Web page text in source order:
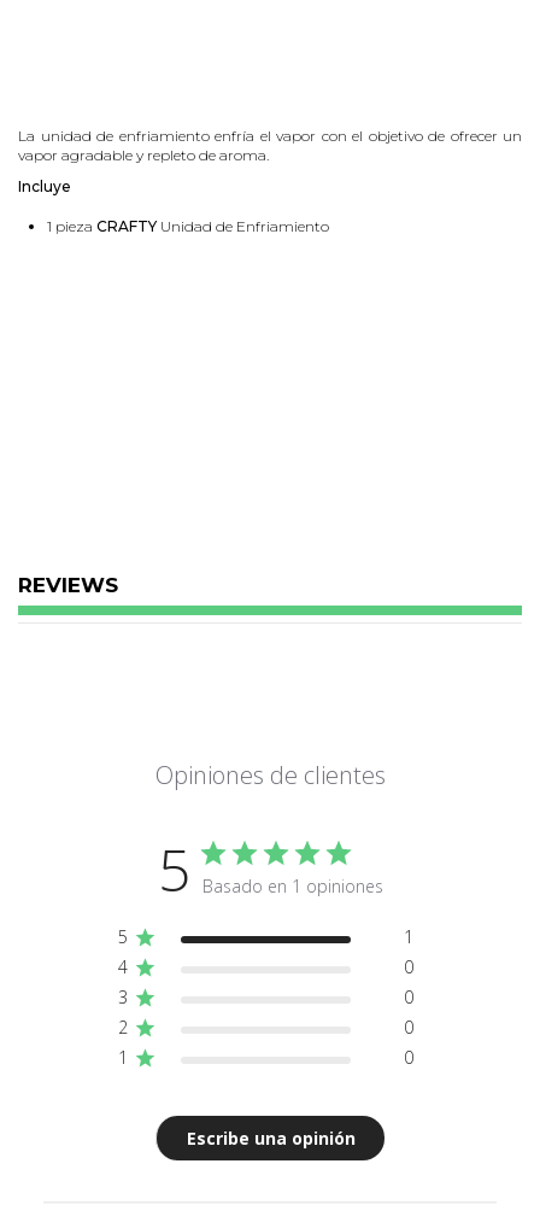
La unidad de enfriamiento enfría el vapor con el objetivo de ofrecer un
vapor agradable y repleto de aroma.
Incluye
1 pieza CRAFTYUnidad de Enfriamiento
REVIEWS
Opiniones de clientes
5 Basado en 1 opiniones
5
1
4
0
3
0
2
0
1
0
Escribe una opinión